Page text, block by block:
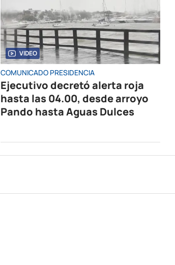
VIDEO
COMUNICADO PRESIDENCIA
Ejecutivo decretó alerta roja
hasta las 04.00, desde arroyo
Pando hasta Aguas Dulces